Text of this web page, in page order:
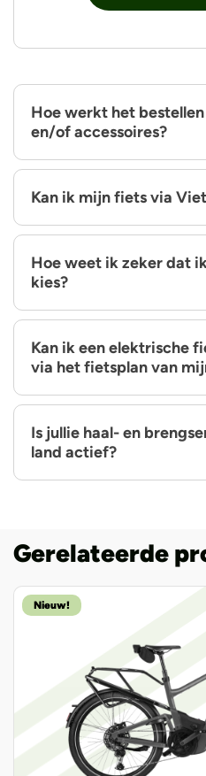
Hoe werkt het
en/of accessoires?
Kan ik mijn fiets via
Hoe weet ik zeker dat
kies?
Kan ik een elektrische
via het fietsplan van
Is jullie haal- en
land actief?
Gerelateerde
Nieuw!